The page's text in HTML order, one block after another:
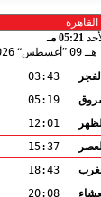
05:21 مـ
09 أغسطس
03:43
05:19
12:01
15:37
18:43
20:08